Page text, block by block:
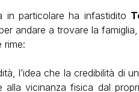
in particolare ha infastidito
andare a trovare la
rime:
l’idea che la credibilità di
vicinanza fisica dal